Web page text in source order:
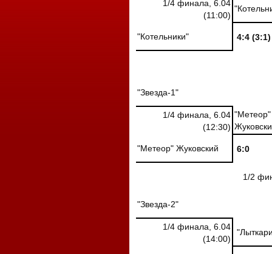
1/4 финала, 6.04
(11:00)
"Котельники" 4:4 (3:1)
"Звезда-1"
1/4 финала, 6.04
(12:30)
"Метеор"
"Метеор" Жуковский 6:0
1/2
"Звезда-2"
1/4 финала, 6.04
(14:00)